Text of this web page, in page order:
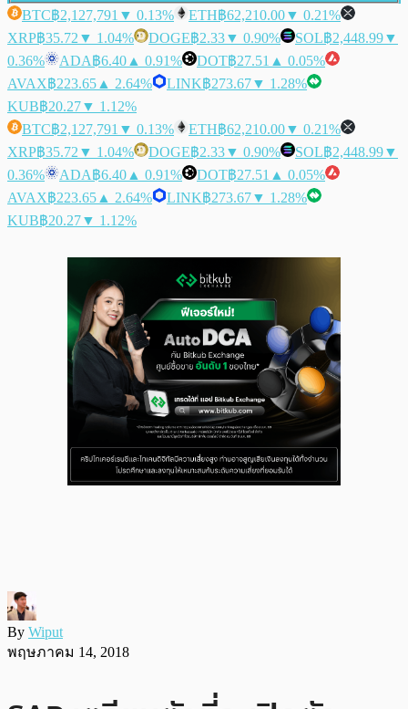
BTC฿2,127,791 ▼ 0.13% ETH฿62,210.00▼ 0.21%
XRP฿35.72 ▼ 1.04% DOGE฿2.33▼ 0.90% SOL฿2,448.99▼
0.36%
ADA฿6.40 ▲ 0.91% DOT฿27.51 ▲ 0.05%
AVAX฿223.65 ▲ 2.64% LINK฿273.67▼ 1.28%
KUB฿20.27▼ 1.12%
BTC฿2,127,791 ▼ 0.13% ETH฿62,210.00▼ 0.21%
XRP฿35.72 ▼ 1.04% DOGE฿2.33▼ 0.90% SOL฿2,448.99▼
0.36%
ADA฿6.40 ▲ 0.91% DOT฿27.51 ▲ 0.05%
AVAX฿223.65 ▲ 2.64% LINK฿273.67▼ 1.28%
KUB฿20.27▼ 1.12%
By Wiput
พฤษภาคม 14, 2018